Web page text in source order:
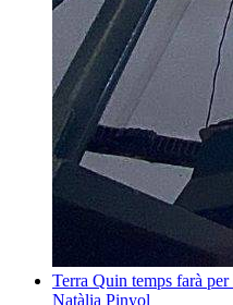
Terra Quin temps farà
Natàlia Pinyol